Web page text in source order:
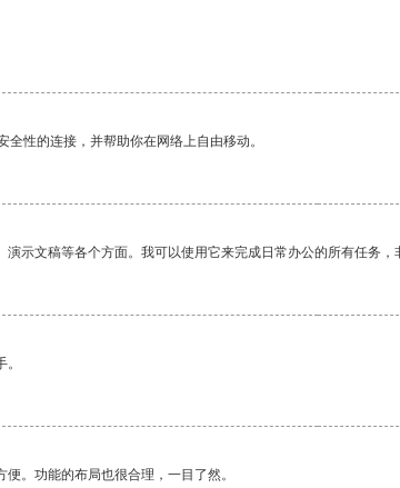
性的连接，并帮助你在网络上自由移动。
示文稿等各个方面。我可以使用它来完成日常办公的所有任务，
。功能的布局也很合理，一目了然。